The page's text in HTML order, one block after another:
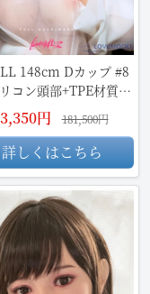
148cm Dカップ #8
コン頭部+TPE材質ボ
ディ
円 181,500円
詳しくはこちら